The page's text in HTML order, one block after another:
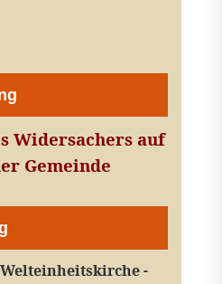
Widersachers auf
Gemeinde
-